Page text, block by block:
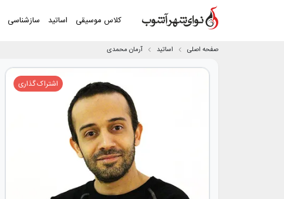
کلاس موسیقی اساتید سازشناسی
صفحه اصلی اساتید آرمان محمدی
اشتراک گذاری